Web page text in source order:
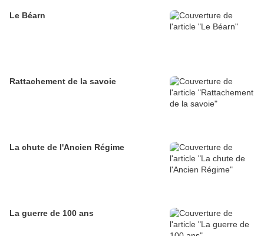
Le Béarn
Rattachement de la savoie
La chute de l'Ancien Régime
La guerre de 100 ans